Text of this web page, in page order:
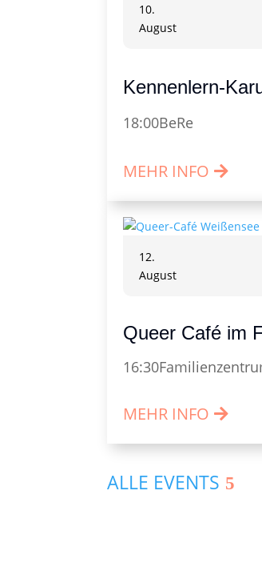
10.
August
Kennenlern-
18:00BeRe
MEHR INFO
12.
August
Queer Café im
16:30
MEHR INFO
ALLE EVENTS